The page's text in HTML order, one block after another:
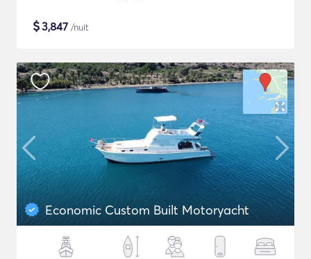
$3,847 /nuit
Economic Custom Built Motoryacht